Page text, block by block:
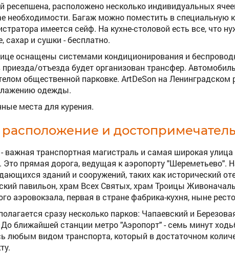
ресепшена, расположено несколько индивидуальных
необходимости. Багаж можно поместить в специальную
имеется сейф. На кухне-столовой есть все, что
сахар и сушки - бесплатно.
оснащены системами кондиционирования и
отъезда будет организован трансфер.
общественной парковке. ArtDeSon на Ленинградском
одежды.
места для курения.
расположение и
важная транспортная магистраль и самая широкая
Это прямая дорога, ведущая к аэропорту "Шереметьево".
зданий и сооружений, таких как исторический
павильон, храм Всех Святых, храм Троицы
аэровокзала, первая в стране фабрика-кухня, ныне
сразу несколько парков: Чапаевский и
ближайшей станции метро "Аэропорт" - семь минут
любым видом транспорта, который в достаточном